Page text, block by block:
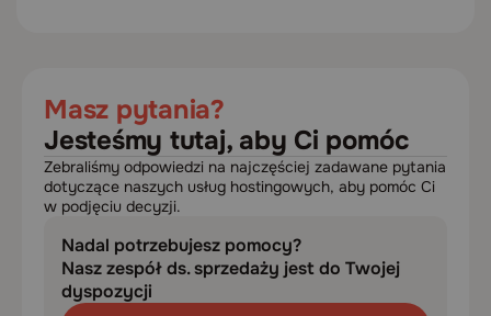
Masz pytania?
Jesteśmy tutaj, aby Ci pomóc
Zebraliśmy odpowiedzi na najczęściej zadawane pytania
dotyczące naszych usług hostingowych, aby pomóc Ci
w podjęciu decyzji.
Nadal potrzebujesz pomocy?
Nasz zespół ds. sprzedaży jest do Twojej
dyspozycji